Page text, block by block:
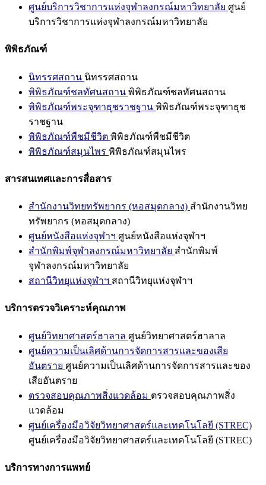
ศูนย์บริการวิชาการแห่งจุฬาลงกรณ์มหาวิทยาลัย ศูนย์
บริการวิชาการแห่งจุฬาลงกรณ์มหาวิทยาลัย
พิพิธภัณฑ์
นิทรรศสถาน นิทรรศสถาน
พิพิธภัณฑ์ชลทัศนสถาน พิพิธภัณฑ์ชลทัศนสถาน
พิพิธภัณฑ์พระจุฑาธุชราชฐาน พิพิธภัณฑ์พระจุฑาธุช
ราชฐาน
พิพิธภัณฑ์พืชมีชีวิต พิพิธภัณฑ์พืชมีชีวิต
พิพิธภัณฑ์สมุนไพร พิพิธภัณฑ์สมุนไพร
สารสนเทศและการสื่อสาร
สำนักงานวิทยทรัพยากร (หอสมุดกลาง) สำนักงานวิทย
ทรัพยากร (หอสมุดกลาง)
ศูนย์หนังสือแห่งจุฬาฯ ศูนย์หนังสือแห่งจุฬาฯ
สำนักพิมพ์จุฬาลงกรณ์มหาวิทยาลัย สำนักพิมพ์
จุฬาลงกรณ์มหาวิทยาลัย
สถานีวิทยุแห่งจุฬาฯ สถานีวิทยุแห่งจุฬาฯ
บริการตรวจวิเคราะห์คุณภาพ
ศูนย์วิทยาศาสตร์ฮาลาล ศูนย์วิทยาศาสตร์ฮาลาล
ศูนย์ความเป็นเลิศด้านการจัดการสารและของเสีย
อันตราย ศูนย์ความเป็นเลิศด้านการจัดการสารและของ
เสียอันตราย
ตรวจสอบคุณภาพสิ่งแวดล้อม ตรวจสอบคุณภาพสิ่ง
แวดล้อม
ศูนย์เครื่องมือวิจัยวิทยาศาสตร์และเทคโนโลยี (STREC)
ศูนย์เครื่องมือวิจัยวิทยาศาสตร์และเทคโนโลยี (STREC)
บริการทางการแพทย์